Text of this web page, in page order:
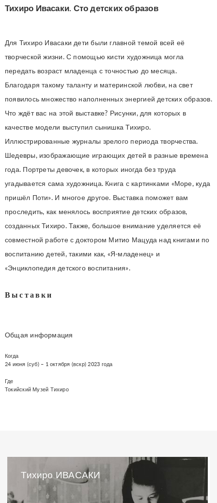
Тихиро Ивасаки. Сто детских образов
Для Тихиро Ивасаки дети были главной темой всей её
творческой жизни. С помощью кисти художница могла
передать возраст младенца с точностью до месяца.
Благодаря такому таланту и материнской любви, на свет
появилось множество наполненных энергией детских образов.
Что ждёт вас на этой выставке? Рисунки, для которых в
качестве модели выступил сынишка Тихиро.
Иллюстрированные журналы зрелого периода творчества.
Шедевры, изображающие играющих детей в разные времена
года. Портреты девочек, в которых иногда без труда
угадывается сама художница. Книга с картинками «Море, куда
пришёл Поти». И многое другое. Выставка поможет вам
проследить, как менялось восприятие детских образов,
созданных Тихиро. Также, большое внимание уделяется её
совместной работе с доктором Митио Мацуда над книгами по
воспитанию детей, такими как, «Я-младенец» и
«Энциклопедия детского воспитания».
Выставки
Общая информация
Когда
24 июня (суб) – 1 октября (вскр) 2023 года
Где
Токийский Музей Тихиро
Тихиро ИВАСАКИ